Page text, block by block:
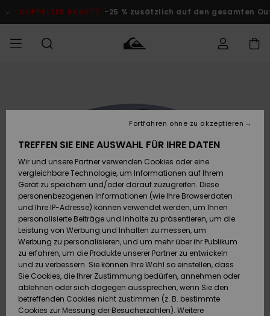
Produktinformation
DOPPELTER RABATT -25 % zusätzlich auf den gesamten
Accessoires
Schuhe&
Flip-Flops
Surf
Snow
Brandneu
Accessoires
Schuhe&
Flip-Flops
Surf
Snow
Brandneu
FRAUEN
Brandneu
Highlights
Snow
SURF
Kinder
Highlights
Community
SNOW
Snow Shop
Kinder
Snow Shop
Damen
Highlights
Community
DOPPELTER
RABATT
KINDER
Outlet
Frauen
HILFE & KONTAKT
Retouren
Bezahlung
Geschenkkarte
Quiksilver
Freedom
Datenschutz
TREFFEN SIE EINE AUSWAHL FÜR IHRE DATEN
Wir und unsere Partner verwenden Cookies oder eine
vergleichbare Technologie, um Informationen auf Ihrem
Gerät zu speichern und/oder darauf zuzugreifen. Diese
personenbezogenen Informationen (wie Ihre Browserdaten
und Ihre IP-Adresse) können verwendet werden, um Ihnen
personalisierte Beiträge und Inhalte zu präsentieren, um die
Leistung von Werbung und Inhalten zu messen, um
Werbung zu personalisieren, und um mehr über ihr Publikum
zu erfahren, um die Produkte unserer Partner zu entwickeln
und zu verbessern. Sie können Ihre Wahl so einstellen, dass
Sie Cookies, die Ihrer Zustimmung bedürfen, annehmen oder
ablehnen oder sich dagegen aussprechen, wenn Sie den
betreffenden Cookies nicht zustimmen (z. B. bestimmte
Cookies zur Messung der Besucherzahlen). Weitere
Fortfahren ohne zu akzeptieren